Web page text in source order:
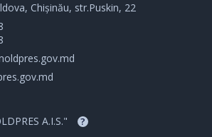
Chișinău, str.Puskin, 22
A.I.S." ?